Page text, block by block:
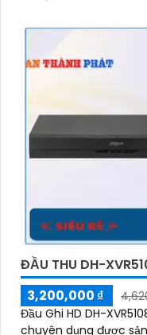
ĐẦU THU DH-
3,200,000 ₫
Đầu Ghi HD DH-
chuyên dụng được